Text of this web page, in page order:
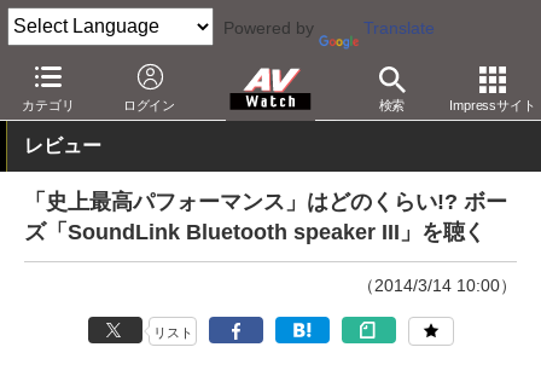
Powered by Translate
カテゴリ ログイン 検索 Impressサイト
AV Watch 製品 Bluetoothスピーカー
レビュー
「史上最高パフォーマンス」はどのくらい!? ボー
ズ「SoundLink Bluetooth speaker III」を聴く
（2014/3/14 10:00）
リスト